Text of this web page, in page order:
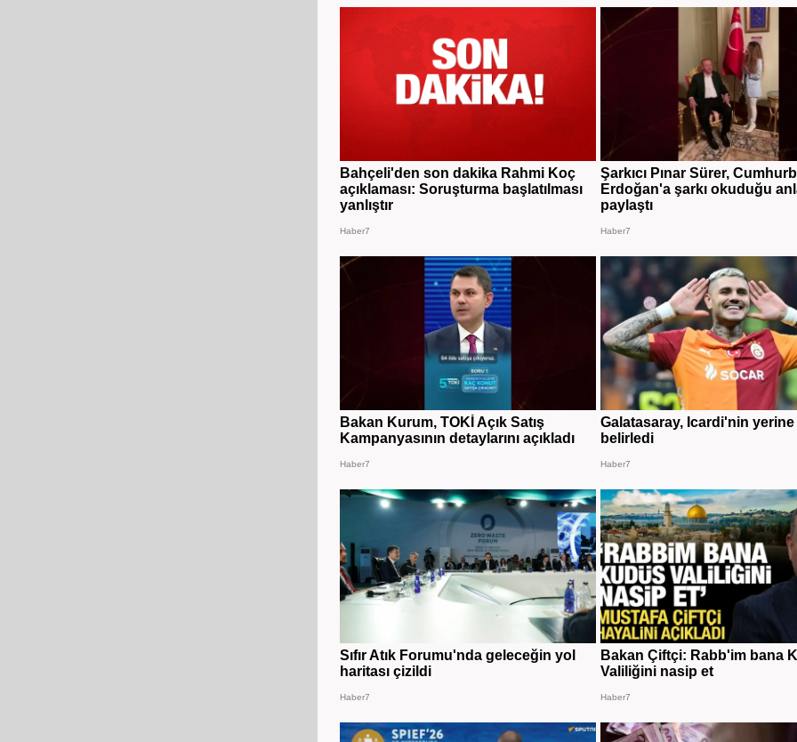
Bahçeli'den son dakika Rahmi Koç
açıklaması: Soruşturma başlatılması
yanlıştır
Haber7
Şarkıcı Pınar Sürer,
Erdoğan'a şarkı okuduğu
paylaştı
Haber7
Bakan Kurum, TOKİ Açık Satış
Kampanyasının detaylarını açıkladı
Haber7
Galatasaray, Icardi'nin yerine
belirledi
Haber7
Sıfır Atık Forumu'nda geleceğin yol
haritası çizildi
Haber7
Bakan Çiftçi: Rabb'im bana
Valiliğini nasip et
Haber7